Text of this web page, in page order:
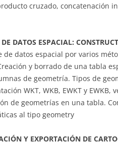
cruzado, concatenación
DATOS ESPACIAL:
de datos espacial por varios
y borrado de una tabla
de geometría. Tipos de
WKT, WKB, EWKT y
de geometrías en una tabla.
al tipo geometry
Y EXPORTACIÓN DE